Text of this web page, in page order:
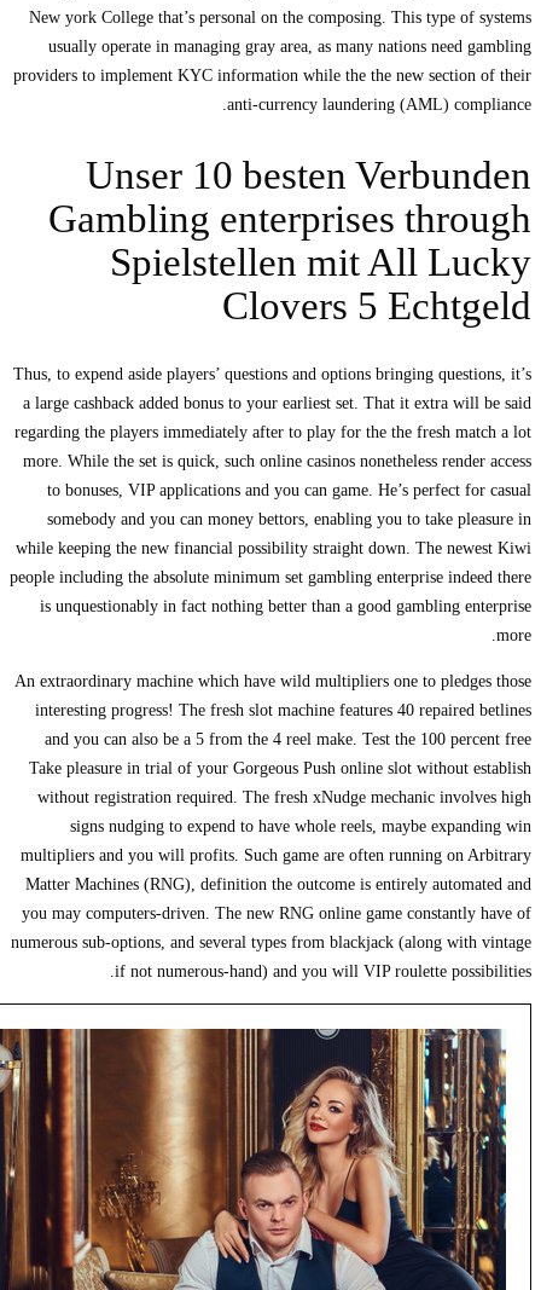
New york College that’s personal on the composing. This type of
usually operate in managing gray area, as many nations need
providers to implement KYC information while the the new
anti-currency laundering (AML)
Unser 10 besten
Gambling enterprises
Spielstellen mit All
Clovers 5
Thus, to expend aside players’ questions and options bringing
a large cashback added bonus to your earliest set. That it extra
regarding the players immediately after to play for the the fresh
more. While the set is quick, such online casinos nonetheless
to bonuses, VIP applications and you can game. He’s perfect
somebody and you can money bettors, enabling you to take
while keeping the new financial possibility straight down. The
people including the absolute minimum set gambling enterprise
is unquestionably in fact nothing better than a good gambling
An extraordinary machine which have wild multipliers one to
interesting progress! The fresh slot machine features 40 repaired
and you can also be a 5 from the 4 reel make. Test the 100
Take pleasure in trial of your Gorgeous Push online slot without
without registration required. The fresh xNudge mechanic
signs nudging to expend to have whole reels, maybe
multipliers and you will profits. Such game are often running on
Matter Machines (RNG), definition the outcome is entirely
you may computers-driven. The new RNG online game
numerous sub-options, and several types from blackjack (along
if not numerous-hand) and you will VIP roulette